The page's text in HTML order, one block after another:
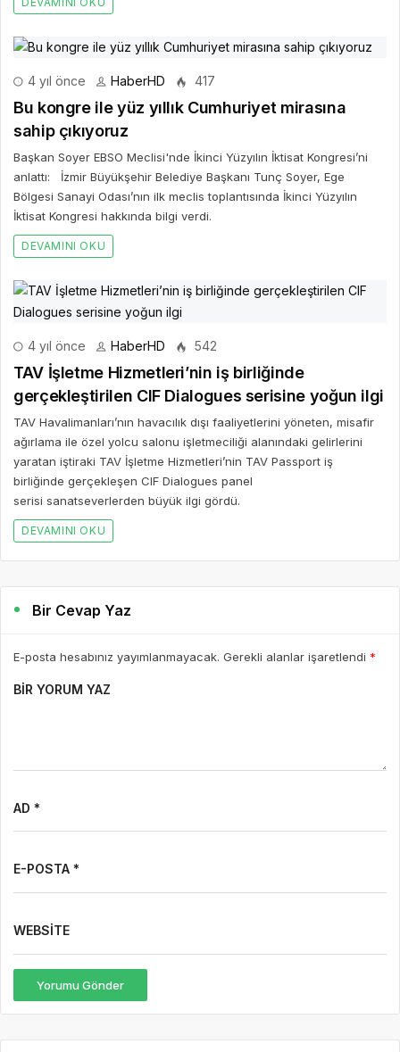
4 yıl önce HaberHD 417
Bu kongre ile yüz yıllık Cumhuriyet mirasına
sahip çıkıyoruz
Başkan Soyer EBSO Meclisi'nde İkinci Yüzyılın İktisat Kongresi’ni
anlattı: İzmir Büyükşehir Belediye Başkanı Tunç Soyer, Ege
Bölgesi Sanayi Odası’nın ilk meclis toplantısında İkinci Yüzyılın
İktisat Kongresi hakkında bilgi verdi.
DEVAMINI OKU
4 yıl önce HaberHD 542
TAV İşletme Hizmetleri’nin iş birliğinde
gerçekleştirilen CIF Dialogues serisine yoğun ilgi
TAV Havalimanları’nın havacılık dışı faaliyetlerini yöneten, misafir
ağırlama ile özel yolcu salonu işletmeciliği alanındaki gelirlerini
yaratan iştiraki TAV İşletme Hizmetleri’nin TAV Passport iş
birliğinde gerçekleşen CIF Dialogues panel
serisi sanatseverlerden büyük ilgi gördü.
DEVAMINI OKU
Bir Cevap Yaz
E-posta hesabınız yayımlanmayacak. Gerekli alanlar işaretlendi *
BIR YORUM YAZ
AD *
E-POSTA *
WEBSITE
Yorumu Gönder